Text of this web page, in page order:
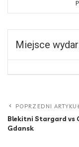
Miejsce
POPRZEDNI
Blekitni Stargard vs
Gdansk